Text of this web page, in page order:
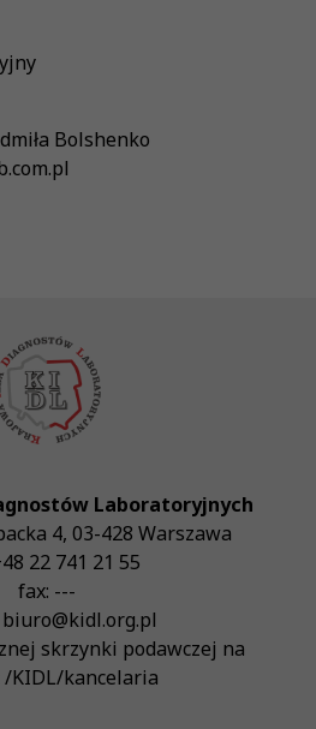
Bolshenko
Laboratoryjnych
4, 03-428 Warszawa
22 741 21 55
fax: ---
biuro@kidl.org.pl
skrzynki podawczej na
/KIDL/kancelaria